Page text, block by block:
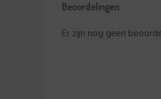
Beoordelingen
Er zijn nog geen